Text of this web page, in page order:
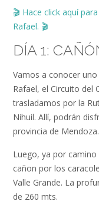
🎬 Hace click aquí
Rafael. 🎬
DÍA 1:
Vamos a conocer
Rafael, el Circuito del
trasladamos por la
Nihuil. Allí, podrán
provincia de Mendoza.
Luego, ya por
cañon por los
Valle Grande. La
de 260 mts.